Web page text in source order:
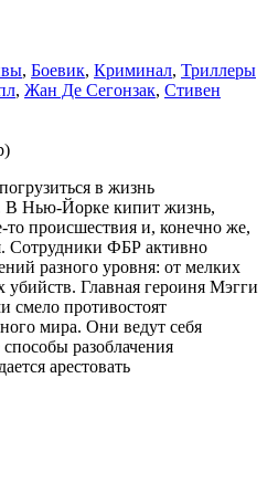
, Боевик, Криминал, Триллеры
, Жан Де Сегонзак, Стивен
в жизнь
В Нью-Йорке кипит жизнь,
то происшествия и, конечно же,
Сотрудники ФБР активно
разного уровня: от мелких
Главная героиня Мэгги
смело противостоят
мира. Они ведут себя
разоблачения
арестовать